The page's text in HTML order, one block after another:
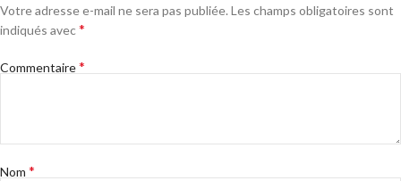
Votre adresse e-mail ne sera pas publiée. Les champs obligatoires sont
indiqués avec*
Commentaire*
Nom *